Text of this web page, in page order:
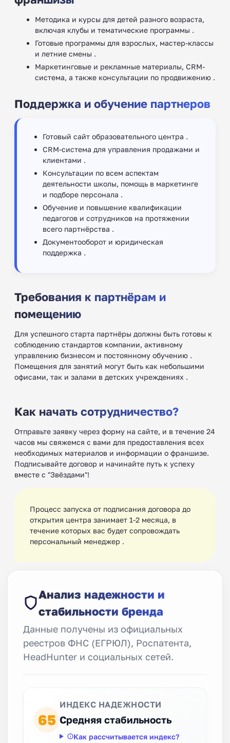
Методика и курсы для детей разного возраста,
включая клубы и тематические программы .
Готовые программы для взрослых, мастер-классы
и летние смены .
Маркетинговые и рекламные материалы, CRM-
система, а также консультации по продвижению .
Поддержка и обучение партнеров
Готовый сайт образовательного центра .
CRM-система для управления продажами и
клиентами .
Консультации по всем аспектам
деятельности школы, помощь в маркетинге
и подборе персонала .
Обучение и повышение квалификации
педагогов и сотрудников на протяжении
всего партнёрства .
Документооборот и юридическая
поддержка .
Требования к партнёрам и
помещению
Для успешного старта партнёры должны быть готовы к
соблюдению стандартов компании, активному
управлению бизнесом и постоянному обучению .
Помещения для занятий могут быть как небольшими
офисами, так и залами в детских учреждениях ‍.
Как начать сотрудничество?
Отправьте заявку через форму на сайте, и в течение 24
часов мы свяжемся с вами для предоставления всех
необходимых материалов и информации о франшизе.
Подписывайте договор и начинайте путь к успеху
вместе с "Звёздами"!
Процесс запуска от подписания договора до
открытия центра занимает 1-2 месяца, в
течение которых вас будет сопровождать
персональный менеджер ‍.
Анализ надежности и
стабильности бренда
Данные получены из официальных
реестров ФНС (ЕГРЮЛ), Роспатента,
HeadHunter и социальных сетей.
65
ИНДЕКС НАДЕЖНОСТИ
Средняя стабильность
Как рассчитывается индекс?